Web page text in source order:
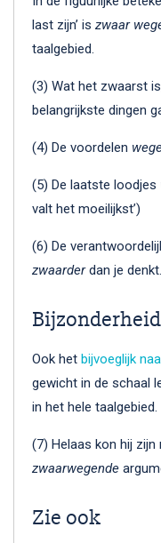
last zijn’ is zwaar
taalgebied.
(3) Wat het zwaarst
belangrijkste dingen
(4) De voordelen
(5) De laatste loodjes
valt het moeilijkst’)
(6) De
zwaarderdan je denkt.
Bijzonderheid
Ook het bijvoeglijk
gewicht in de schaal
in het hele taalgebied.
(7) Helaas kon hij
zwaarwegende
Zie ook